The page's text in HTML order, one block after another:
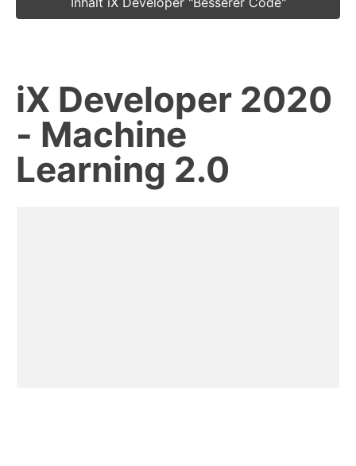
iX Developer 2020
- Machine
Learning 2.0